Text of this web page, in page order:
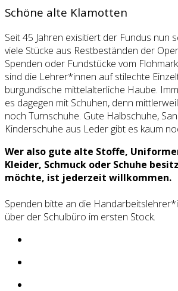
Schöne alte Klamotten
Seit 45 Jahren exisitiert der Fundus nun
viele Stücke aus Restbeständen der
Spenden oder Fundstücke vom
sind die Lehrer*innen auf stilechte
burgundische mittelalterliche Haube.
es dagegen mit Schuhen, denn
noch Turnschuhe. Gute Halbschuhe,
Kinderschuhe aus Leder gibt es kaum
Wer also gute alte Stoffe,
Kleider, Schmuck oder Schuhe
möchte, ist jederzeit willkommen.
Spenden bitte an die
über der Schulbüro im ersten Stock.